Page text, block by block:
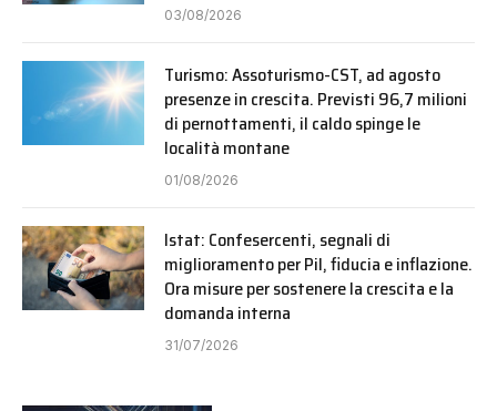
03/08/2026
Turismo: Assoturismo-CST, ad agosto
presenze in crescita. Previsti 96,7 milioni
di pernottamenti, il caldo spinge le
località montane
01/08/2026
Istat: Confesercenti, segnali di
miglioramento per Pil, fiducia e inflazione.
Ora misure per sostenere la crescita e la
domanda interna
31/07/2026